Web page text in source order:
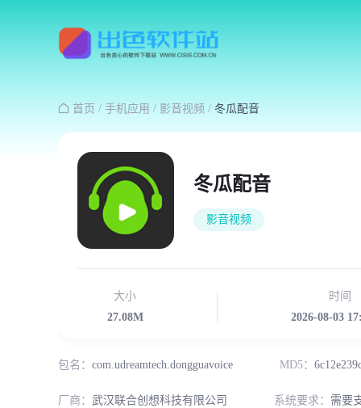
 首页 / 手机应用 / 影音视频 / 冬瓜配音
冬瓜配音
影音视频
大小
27.08M
时间
2026-08-03
包名： com.udreamtech.dongguavoice MD5：
厂商： 武汉联合创想科技有限公司 系统要求： 需要